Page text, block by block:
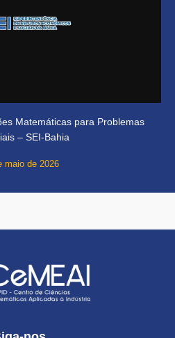
Matemáticas para Problemas
– SEI-Bahia
maio de 2026